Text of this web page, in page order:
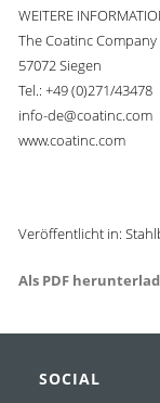
WEITERE
The Coatinc
57072 Siegen
Tel.: +49 (0)271/43478
info-de@coatinc.com
www.coatinc.com
Veröffentlicht in:
Als PDF
SOCIAL